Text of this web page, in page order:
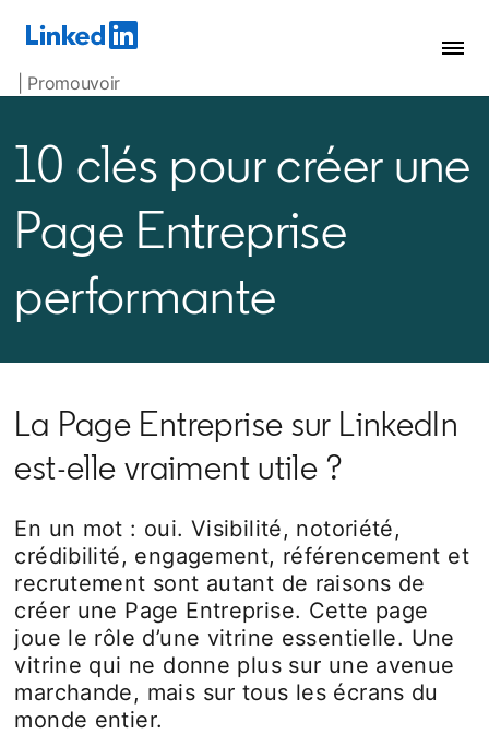
| Promouvoir
10 clés pour créer une
Page Entreprise
performante
La Page Entreprise sur LinkedIn
est-elle vraiment utile ?
En un mot : oui. Visibilité, notoriété,
crédibilité, engagement, référencement et
recrutement sont autant de raisons de
créer une Page Entreprise. Cette page
joue le rôle d’une vitrine essentielle. Une
vitrine qui ne donne plus sur une avenue
marchande, mais sur tous les écrans du
monde entier.